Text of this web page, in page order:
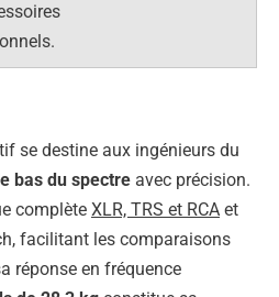
se destine aux ingénieurs du
bas du spectre avec précision.
complète XLR, TRS et RCA et
facilitant les comparaisons
réponse en fréquence